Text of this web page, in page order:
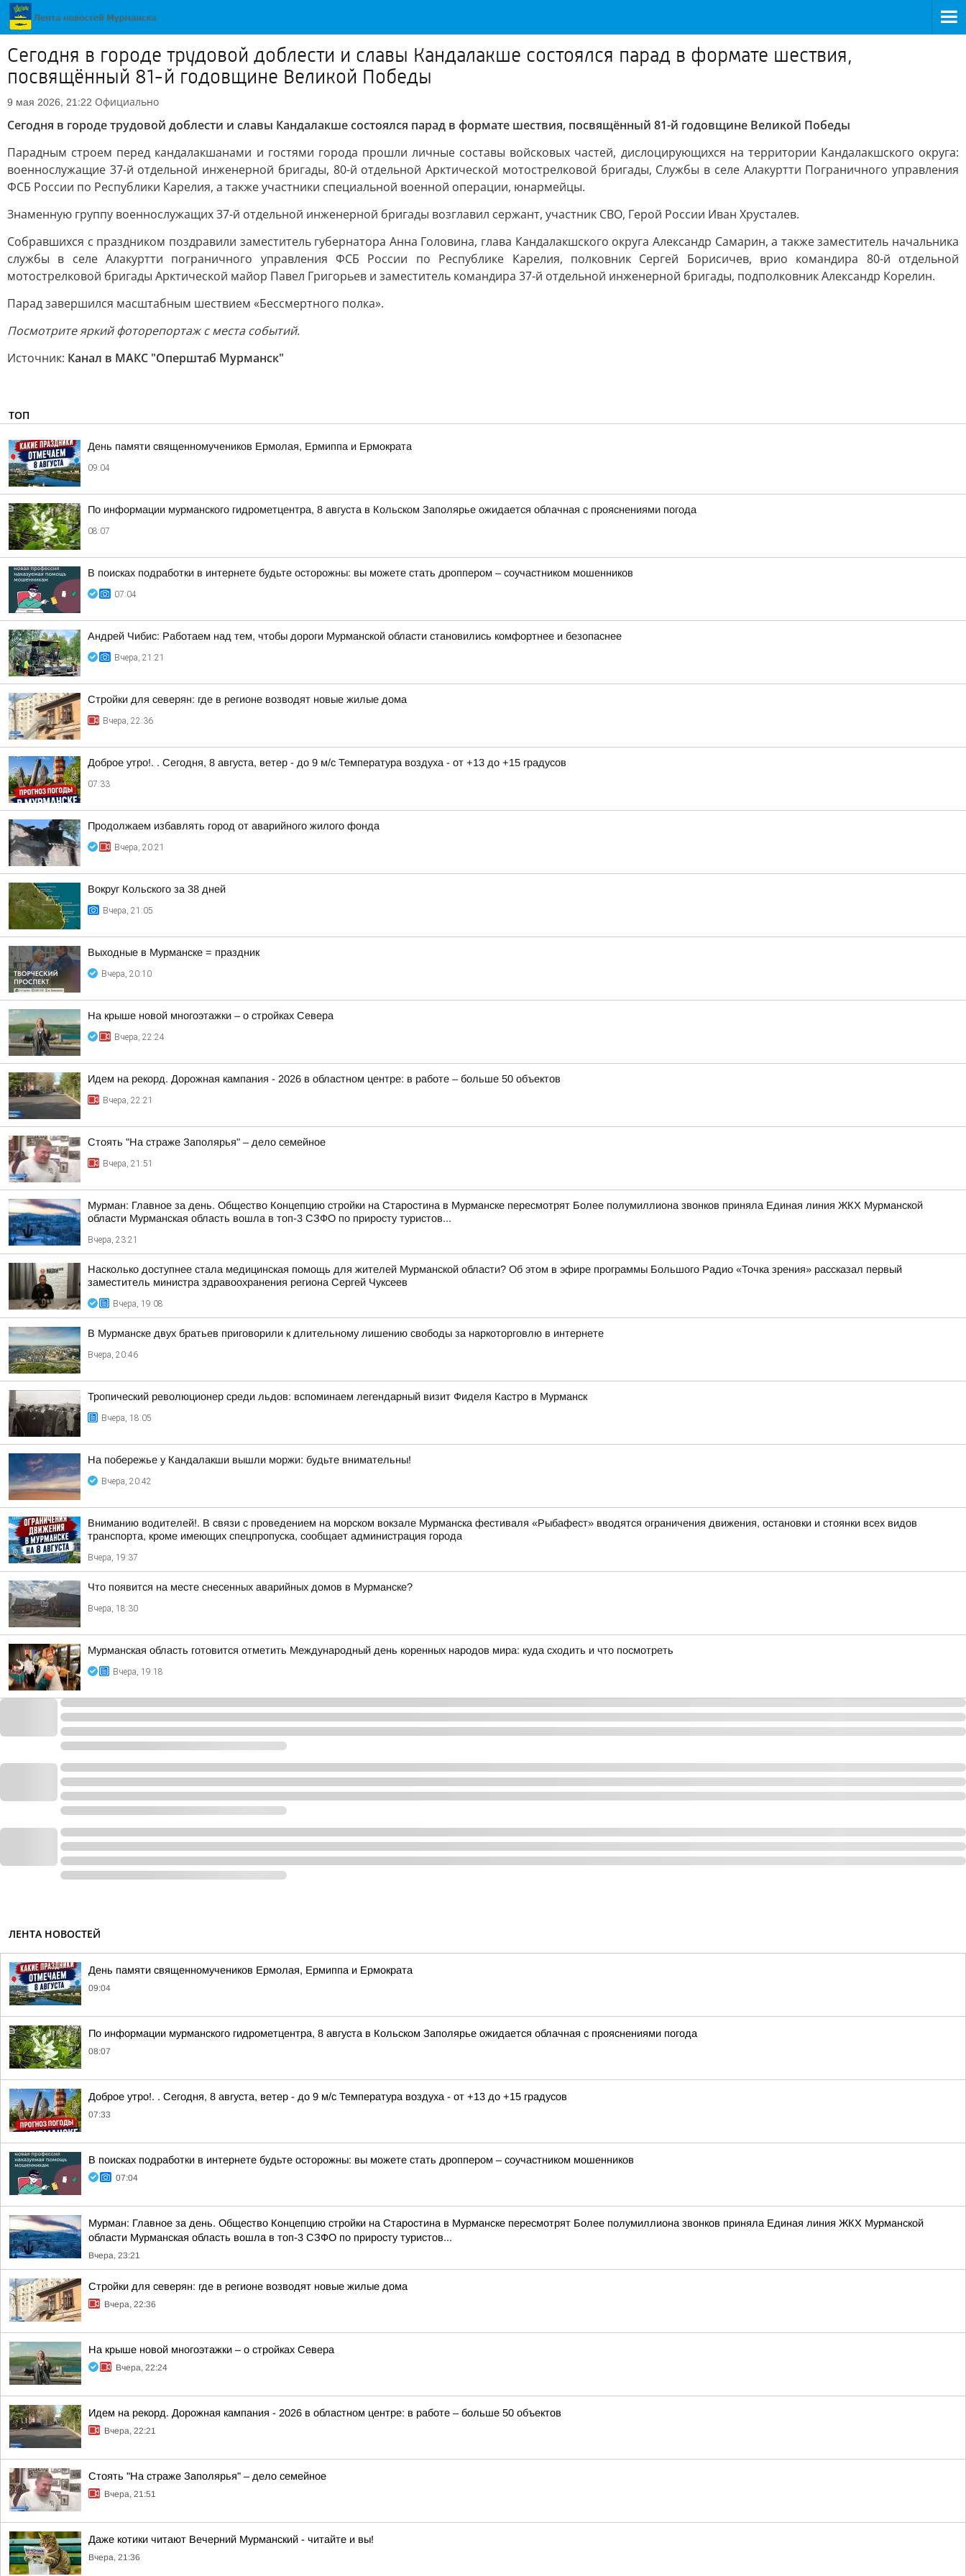
Сегодня в городе трудовой доблести и славы Кандалакше состоялся парад в формате шествия,
посвящённый 81-й годовщине Великой Победы
9 мая 2026, 21:22 Официально
Сегодня в городе трудовой доблести и славы Кандалакше состоялся парад в формате шествия, посвящённый 81-й годовщине Великой Победы
Парадным строем перед кандалакшанами и гостями города прошли личные составы войсковых частей, дислоцирующихся на территории Кандалакшского округа:
военнослужащие 37-й отдельной инженерной бригады, 80-й отдельной Арктической мотострелковой бригады, Службы в селе Алакуртти Пограничного управления
ФСБ России по Республики Карелия, а также участники специальной военной операции, юнармейцы.
Знаменную группу военнослужащих 37-й отдельной инженерной бригады возглавил сержант, участник СВО, Герой России Иван Хрусталев.
Собравшихся с праздником поздравили заместитель губернатора Анна Головина, глава Кандалакшского округа Александр Самарин, а также заместитель начальника
службы в селе Алакуртти пограничного управления ФСБ России по Республике Карелия, полковник Сергей Борисичев, врио командира 80-й отдельной
мотострелковой бригады Арктической майор Павел Григорьев и заместитель командира 37-й отдельной инженерной бригады, подполковник Александр Корелин.
Парад завершился масштабным шествием «Бессмертного полка».
Посмотрите яркий фоторепортаж с места событий.
Источник: Канал в МАКС "Оперштаб Мурманск"
ТОП
День памяти священномучеников Ермолая, Ермиппа и Ермократа
09:04
По информации мурманского гидрометцентра, 8 августа в Кольском Заполярье ожидается облачная с прояснениями погода
08:07
В поисках подработки в интернете будьте осторожны: вы можете стать дроппером – соучастником мошенников
07:04
Андрей Чибис: Работаем над тем, чтобы дороги Мурманской области становились комфортнее и безопаснее
Вчера, 21:21
Стройки для северян: где в регионе возводят новые жилые дома
Вчера, 22:36
Доброе утро!. . Сегодня, 8 августа, ветер - до 9 м/с Температура воздуха - от +13 до +15 градусов
07:33
Продолжаем избавлять город от аварийного жилого фонда
Вчера, 20:21
Вокруг Кольского за 38 дней
Вчера, 21:05
Выходные в Мурманске = праздник
Вчера, 20:10
На крыше новой многоэтажки – о стройках Севера
Вчера, 22:24
Идем на рекорд. Дорожная кампания - 2026 в областном центре: в работе – больше 50 объектов
Вчера, 22:21
Стоять "На страже Заполярья" – дело семейное
Вчера, 21:51
Мурман: Главное за день. Общество Концепцию стройки на Старостина в Мурманске пересмотрят Более полумиллиона звонков приняла Единая линия ЖКХ Мурманской
области Мурманская область вошла в топ-3 СЗФО по приросту туристов...
Вчера, 23:21
Насколько доступнее стала медицинская помощь для жителей Мурманской области? Об этом в эфире программы Большого Радио «Точка зрения» рассказал первый
заместитель министра здравоохранения региона Сергей Чуксеев
Вчера, 19:08
В Мурманске двух братьев приговорили к длительному лишению свободы за наркоторговлю в интернете
Вчера, 20:46
Тропический революционер среди льдов: вспоминаем легендарный визит Фиделя Кастро в Мурманск
Вчера, 18:05
На побережье у Кандалакши вышли моржи: будьте внимательны!
Вчера, 20:42
Вниманию водителей!. В связи с проведением на морском вокзале Мурманска фестиваля «Рыбафест» вводятся ограничения движения, остановки и стоянки всех видов
транспорта, кроме имеющих спецпропуска, сообщает администрация города
Вчера, 19:37
Что появится на месте снесенных аварийных домов в Мурманске?
Вчера, 18:30
Мурманская область готовится отметить Международный день коренных народов мира: куда сходить и что посмотреть
Вчера, 19:18
ЛЕНТА НОВОСТЕЙ
День памяти священномучеников Ермолая, Ермиппа и Ермократа
09:04
По информации мурманского гидрометцентра, 8 августа в Кольском Заполярье ожидается облачная с прояснениями погода
08:07
Доброе утро!. . Сегодня, 8 августа, ветер - до 9 м/с Температура воздуха - от +13 до +15 градусов
07:33
В поисках подработки в интернете будьте осторожны: вы можете стать дроппером – соучастником мошенников
07:04
Мурман: Главное за день. Общество Концепцию стройки на Старостина в Мурманске пересмотрят Более полумиллиона звонков приняла Единая линия ЖКХ Мурманской
области Мурманская область вошла в топ-3 СЗФО по приросту туристов...
Вчера, 23:21
Стройки для северян: где в регионе возводят новые жилые дома
Вчера, 22:36
На крыше новой многоэтажки – о стройках Севера
Вчера, 22:24
Идем на рекорд. Дорожная кампания - 2026 в областном центре: в работе – больше 50 объектов
Вчера, 22:21
Стоять "На страже Заполярья" – дело семейное
Вчера, 21:51
Даже котики читают Вечерний Мурманский - читайте и вы!
Вчера, 21:36